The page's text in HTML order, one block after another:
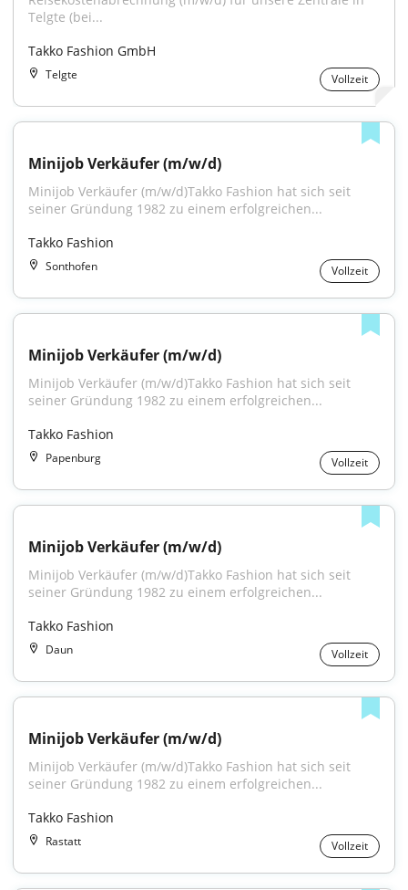
Telgte (bei...
Takko Fashion GmbH
Telgte Vollzeit
Minijob Verkäufer (m/w/d)
Minijob Verkäufer (m/w/d)Takko Fashion hat sich seit
seiner Gründung 1982 zu einem erfolgreichen...
Takko Fashion
Sonthofen Vollzeit
Minijob Verkäufer (m/w/d)
Minijob Verkäufer (m/w/d)Takko Fashion hat sich seit
seiner Gründung 1982 zu einem erfolgreichen...
Takko Fashion
Papenburg Vollzeit
Minijob Verkäufer (m/w/d)
Minijob Verkäufer (m/w/d)Takko Fashion hat sich seit
seiner Gründung 1982 zu einem erfolgreichen...
Takko Fashion
Daun Vollzeit
Minijob Verkäufer (m/w/d)
Minijob Verkäufer (m/w/d)Takko Fashion hat sich seit
seiner Gründung 1982 zu einem erfolgreichen...
Takko Fashion
Rastatt Vollzeit